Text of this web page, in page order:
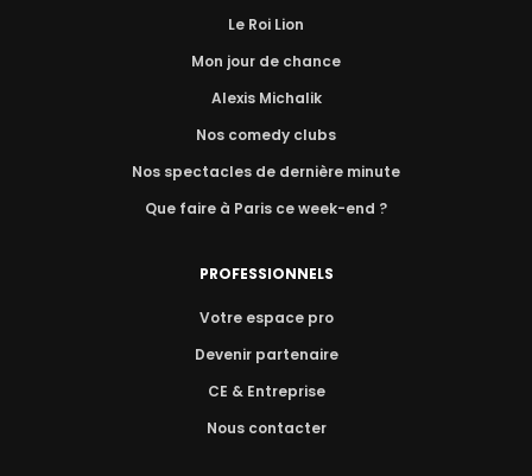
Le Roi Lion
Mon jour de chance
Alexis Michalik
Nos comedy clubs
Nos spectacles de dernière minute
Que faire à Paris ce week-end ?
PROFESSIONNELS
Votre espace pro
Devenir partenaire
CE & Entreprise
Nous contacter